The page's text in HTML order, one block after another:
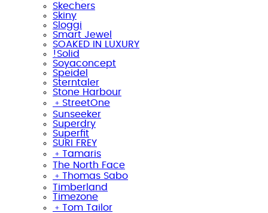
Skechers
Skiny
Sloggi
Smart Jewel
SOAKED IN LUXURY
!Solid
Soyaconcept
Speidel
Sterntaler
Stone Harbour
﹢ StreetOne
Sunseeker
Superdry
Superfit
SURI FREY
﹢ Tamaris
The North Face
﹢ Thomas Sabo
Timberland
Timezone
﹢ Tom Tailor